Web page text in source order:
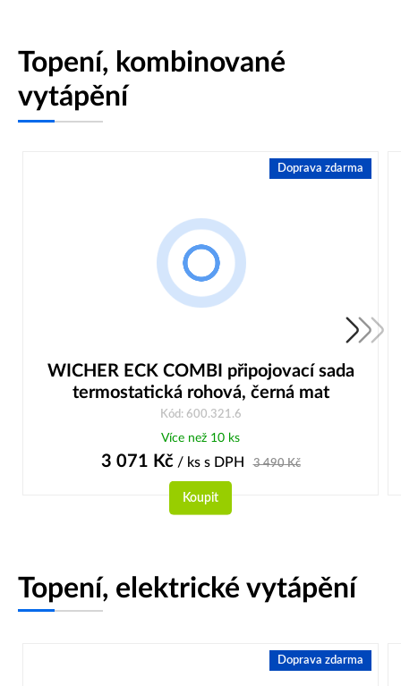
Topení, kombinované
vytápění
Doprava zdarma
WICHER ECK COMBI připojovací sada
termostatická rohová, černá mat
Kód: 600.321.6
Více než 10 ks
3 071 Kč/ ks s DPH 3 490Kč
Koupit
Topení, elektrické vytápění
Doprava zdarma